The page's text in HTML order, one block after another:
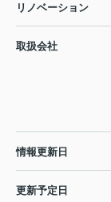
リノベーション
取扱会社
情報更新日
更新予定日